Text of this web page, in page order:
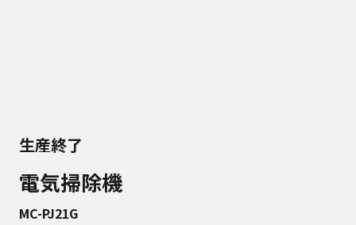
生産終了
電気掃除機
MC-PJ21G